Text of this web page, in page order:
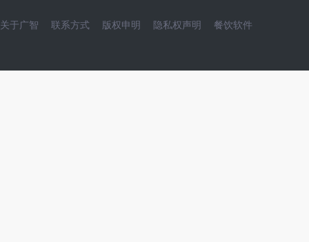
关于广智 联系方式 版权申明 隐私权声明 餐饮软件